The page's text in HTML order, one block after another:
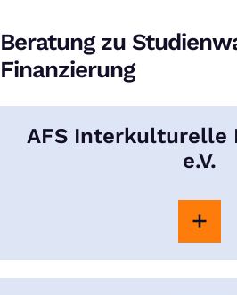
Beratung zu
Finanzierung
AFS Interkulturelle
e.V.